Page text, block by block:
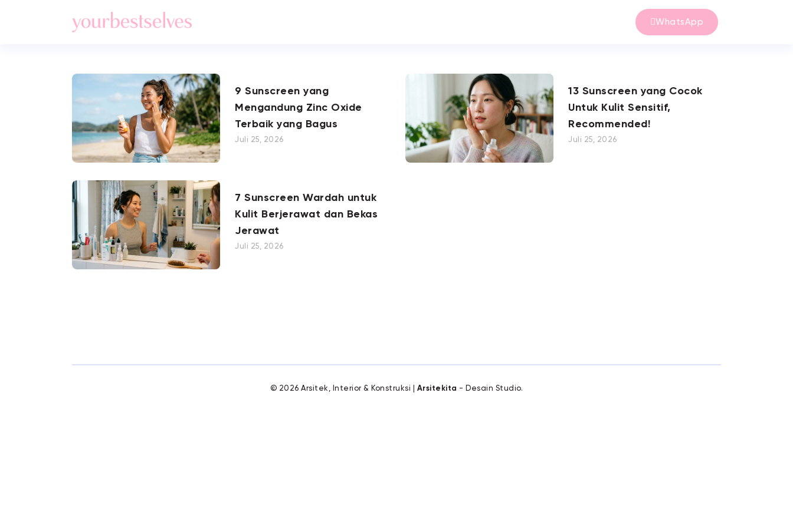
WhatsApp
9 Sunscreen yang
Mengandung Zinc Oxide
Terbaik yang Bagus
Juli 25, 2026
13 Sunscreen yang Cocok
Untuk Kulit Sensitif,
Recommended!
Juli 25, 2026
7 Sunscreen Wardah untuk
Kulit Berjerawat dan Bekas
Jerawat
Juli 25, 2026
© 2026 Arsitek, Interior & Konstruksi | Arsitekita - Desain Studio.